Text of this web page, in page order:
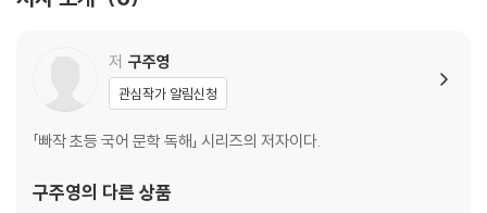
13 고갈 | 논설문·자원이 고갈되어 간다
15 허구 | 독서 감상문·시대를 보여 주는 허구적 이야기, 『홍길동전』
16 수요 | 설명문·수요와 공급의 양에 따라 결정되는 가격
17 각축 | 설명문·세계가 각축을 벌이는 애니메이션 시장
18 배타적 | 논설문·배타적 태도가 차별을 낳는다
20 남획 | 설명문·어린 오징어까지 남획한 결과
저 구주영
관심작가 알림신청
「빠작 초등 국어 문학 독해」 시리즈의 저자이다.
구주영의 다른 상품